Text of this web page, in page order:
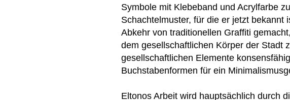
Symbole mit Klebeband und Acrylfarbe
Schachtelmuster, für die er jetzt bekannt
Abkehr von traditionellen Graffiti
dem gesellschaftlichen Körper der Stadt
gesellschaftlichen Elemente
Buchstabenformen für ein
Eltonos Arbeit wird hauptsächlich durch